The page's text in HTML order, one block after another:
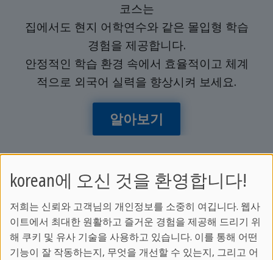
코스는
집에서도 현지 어학연수와 같은 몰입형 학습
경험을 제공합니다.
안정적인 학습 환경 속에서 효율적이고 체계
적으로 외국어 실력을 향상시켜 보세요.
알아보기
더 알아보기:
어학 프로그램 안내
스프락카페에 대하여
korean에 오신 것을 환영합니다!
저희는 신뢰와 고객님의 개인정보를 소중히 여깁니다. 웹사
이트에서 최대한 원활하고 즐거운 경험을 제공해 드리기 위
해 쿠키 및 유사 기술을 사용하고 있습니다. 이를 통해 어떤
기능이 잘 작동하는지, 무엇을 개선할 수 있는지, 그리고 어